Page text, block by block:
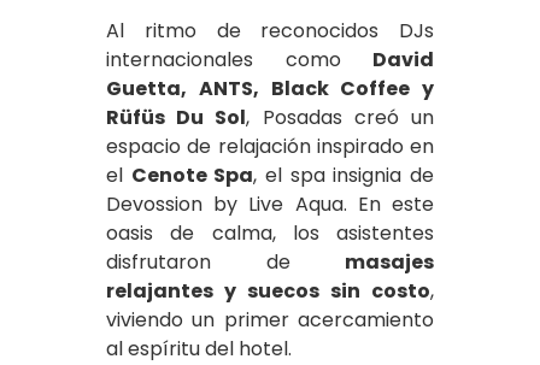
Al ritmo de reconocidos DJs
internacionales como David
Guetta, ANTS, Black Coffee y
Rüfüs Du Sol, Posadas creó un
espacio de relajación inspirado en
el Cenote Spa, el spa insignia de
Devossion by Live Aqua. En este
oasis de calma, los asistentes
disfrutaron de masajes
relajantes y suecos sin costo,
viviendo un primer acercamiento
al espíritu del hotel.